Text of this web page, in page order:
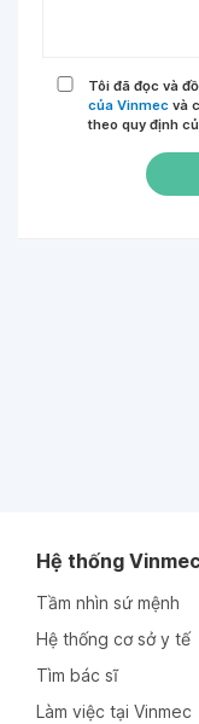
Tôi đã đọc và
của Vinmec và
theo quy định
Hệ thống Vinmec
Tầm nhìn sứ mệnh
Hệ thống cơ sở y tế
Tìm bác sĩ
Làm việc tại Vinmec